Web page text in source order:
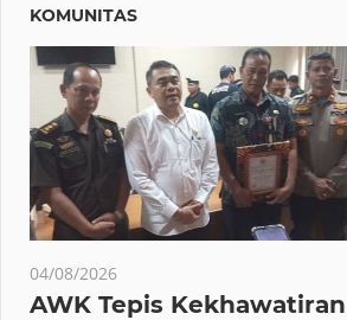
KOMUNITAS
04/08/2026
AWK Tepis Kekhawatiran